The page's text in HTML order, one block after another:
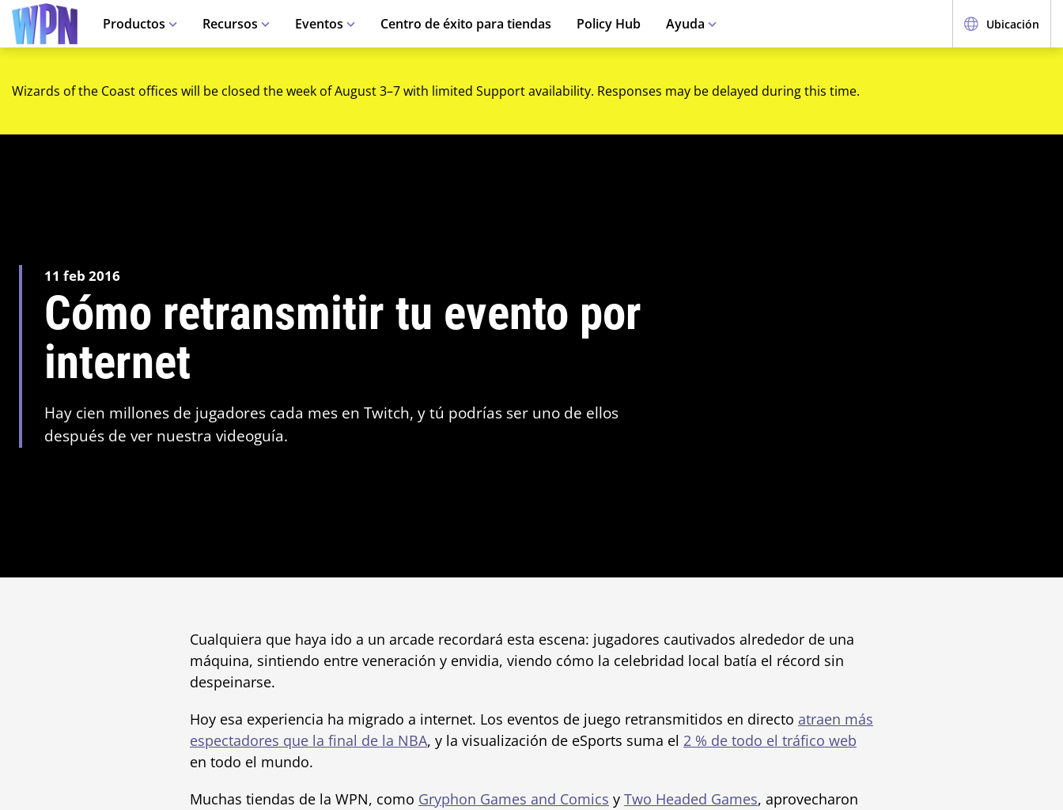
Productos Recursos Eventos Centro de éxito para tiendas Policy Hub Ayuda Ubicación
Wizards of the Coast offices will be closed the week of August 3–7 with limited Support availability. Responses may be delayed during this time.
11 feb 2016
Cómo retransmitir tu evento por
internet
Hay cien millones de jugadores cada mes en Twitch, y tú podrías ser uno de ellos
después de ver nuestra videoguía.
Cualquiera que haya ido a un arcade recordará esta escena: jugadores cautivados alrededor de una
máquina, sintiendo entre veneración y envidia, viendo cómo la celebridad local batía el récord sin
despeinarse.
Hoy esa experiencia ha migrado a internet. Los eventos de juego retransmitidos en directo atraen más
espectadores que la final de la NBA, y la visualización de eSports suma el 2 % de todo el tráfico web
en todo el mundo.
Muchas tiendas de la WPN, como Gryphon Games and Comics y Two Headed Games, aprovecharon